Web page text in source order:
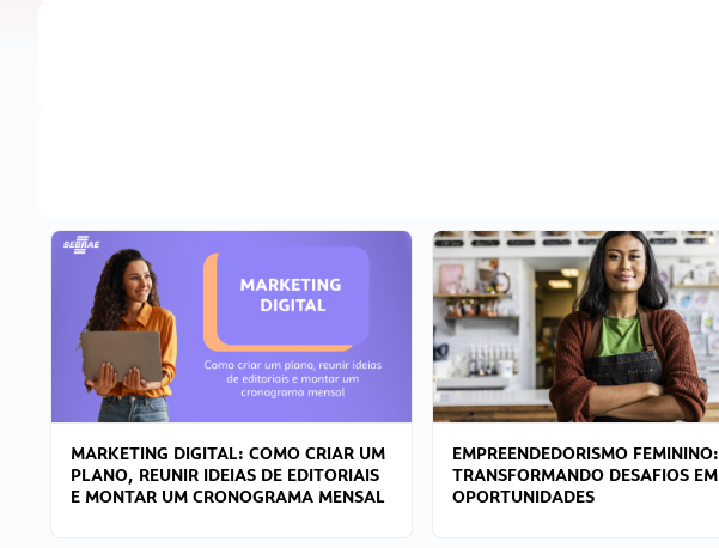
MARKETING DIGITAL: COMO CRIAR UM
PLANO, REUNIR IDEIAS DE EDITORIAIS
E MONTAR UM CRONOGRAMA MENSAL
EMPREENDEDORISMO FEMININO:
TRANSFORMANDO DESAFIOS EM
OPORTUNIDADES